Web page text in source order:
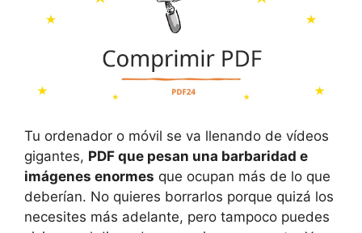
Tu ordenador o móvil se va llenando de vídeos
gigantes, PDF que pesan una barbaridad e
imágenes enormes que ocupan más de lo que
deberían. No quieres borrarlos porque quizá los
necesites más adelante, pero tampoco puedes